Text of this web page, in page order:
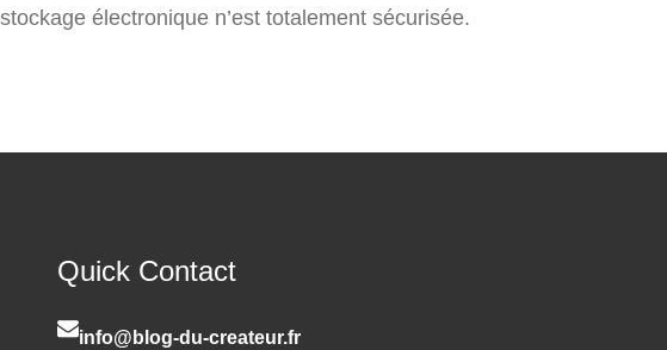
stockage électronique n’est totalement sécurisée.
Quick Contact
info@blog-du-createur.fr